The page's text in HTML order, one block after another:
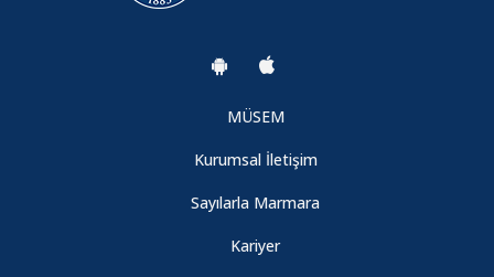
MÜSEM
Kurumsal İletişim
Sayılarla Marmara
Kariyer